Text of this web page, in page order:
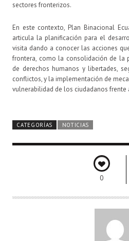
sectores fronterizos.
En este contexto, Plan Binacional
articula la planificación para el
visita dando a conocer las acciones
frontera, como la consolidación de la
de derechos humanos y libertades,
conflictos, y la implementación de
vulnerabilidad de los ciudadanos frente
CATEGORÍAS NOTICIAS
0